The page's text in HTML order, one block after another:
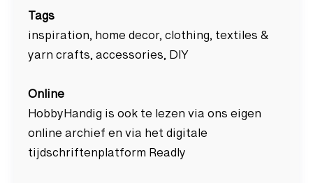
Tags
inspiration, home decor, clothing, textiles &
yarn crafts, accessories, DIY
Online
HobbyHandig is ook te lezen via ons eigen
online archief en via het digitale
tijdschriftenplatform Readly